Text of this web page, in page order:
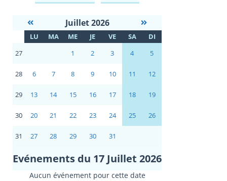
Juillet 2026
LU MA ME JE VE SA
DI
27
1 2 3 4 5
28 6 7 8 9 10 11 12
29 13 14 15 16 17 18 19
30 20 21 22 23 24 25 26
31 27 28 29 30 31
Evénements du 17 Juillet 2026
Aucun événement pour cette date